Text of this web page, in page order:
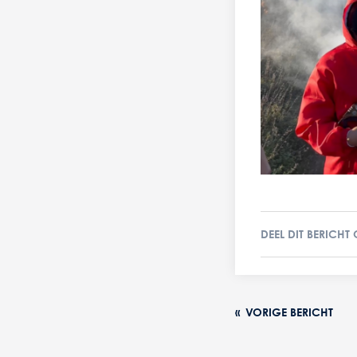
DEEL DIT BERICHT
« VORIGE BERICHT